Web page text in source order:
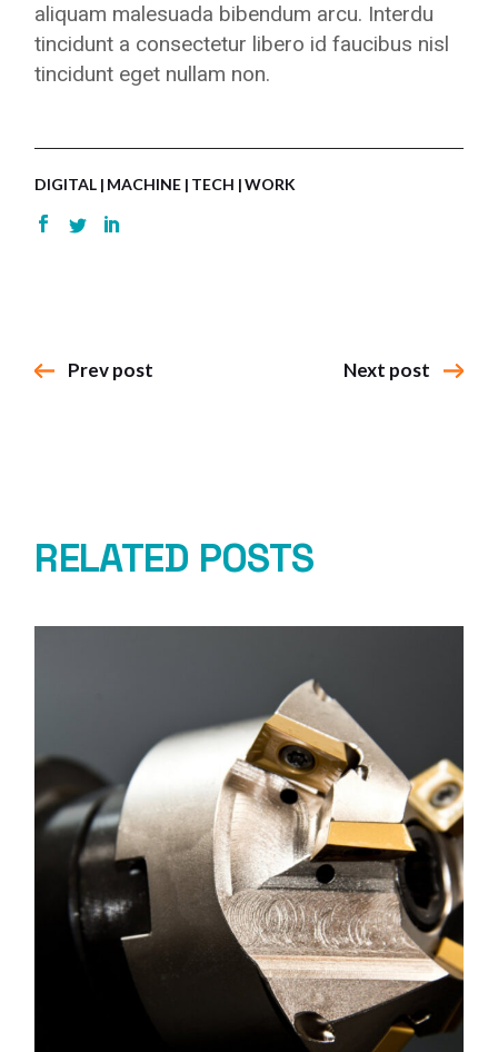
aliquam malesuada bibendum arcu. Interdu
tincidunt a consectetur libero id faucibus nisl
tincidunt eget nullam non.
DIGITAL MACHINE TECH WORK
Prev post Next post
RELATED POSTS